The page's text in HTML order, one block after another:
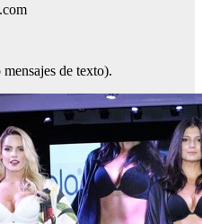
de texto).